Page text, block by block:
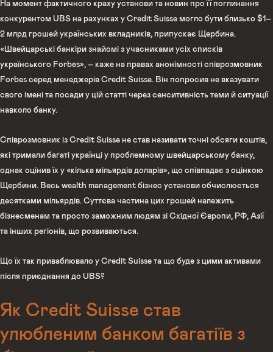
На момент фактичного краху установи та новин про її поглинання
конкурентом UBS на рахунках у Credit Suisse могло бути близько $1–
2 млрд грошей українських вкладників, припускає Щербина.
«Швейцарські банкіри знайомі з учасниками усіх списків
українського Forbes», – каже на правах анонімності співрозмовник
Forbes серед менеджерів Credit Suisse. Він попросив не вказувати
свого імені та посади у цій статті через сенситивність теми й ситуації
навколо банку.
Співрозмовник із Credit Suisse не став називати точні обсяги коштів,
які тримали багаті українці у проблемному швейцарському банку,
однак оцінив їх у «кілька мільярдів доларів», що співпадає з оцінкою
Щербини. Весь wealth management бізнес установи обчислюється
десятками мільярдів. Суттєва частина цих грошей належить
бізнесменам та просто заможним людям зі Східної Європи, РФ, Азії
та інших регіонів, що розвиваються.
Що їх так приваблювало у Credit Suisse та що буде з цими активами
після приєднання до UBS?
Як Credit Suisse став
улюбленим банком багатіїв з